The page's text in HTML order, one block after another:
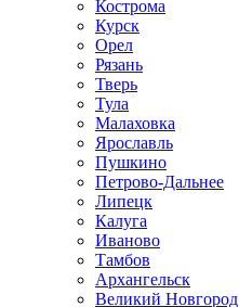
Кострома
Курск
Орел
Рязань
Тверь
Тула
Малаховка
Ярославль
Пушкино
Петрово-Дальнее
Липецк
Калуга
Иваново
Тамбов
Архангельск
Великий Новгород